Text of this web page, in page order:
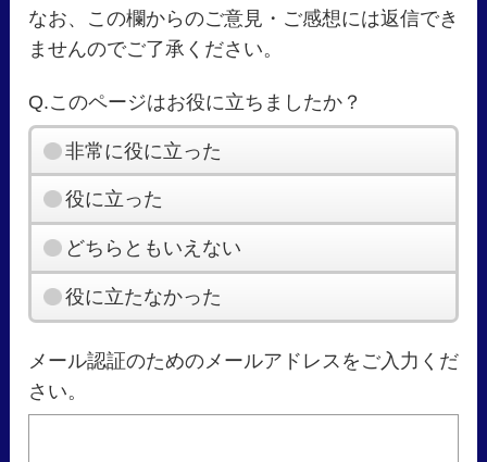
なお、この欄からのご意見・ご感想には返信でき
ませんのでご了承ください。
Q.このページはお役に立ちましたか？
非常に役に立った
役に立った
どちらともいえない
役に立たなかった
メール認証のためのメールアドレスをご入力くだ
さい。